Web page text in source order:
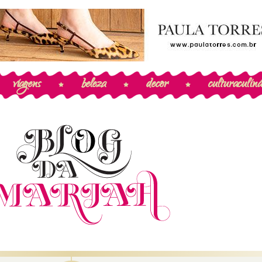
viagens beleza decor cultura